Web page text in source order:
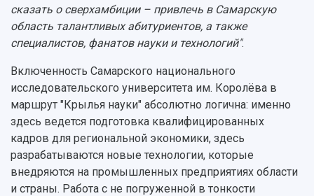
сказать о сверхамбиции – привлечь в Самарскую
область талантливых абитуриентов, а также
специалистов, фанатов науки и технологий".
Включенность Самарского национального
исследовательского университета им. Королёва в
маршрут "Крылья науки" абсолютно логична: именно
здесь ведется подготовка квалифицированных
кадров для региональной экономики, здесь
разрабатываются новые технологии, которые
внедряются на промышленных предприятиях области
и страны. Работа с не погруженной в тонкости